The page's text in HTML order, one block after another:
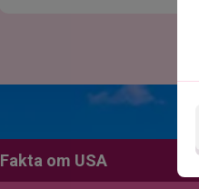
Fakta om USA